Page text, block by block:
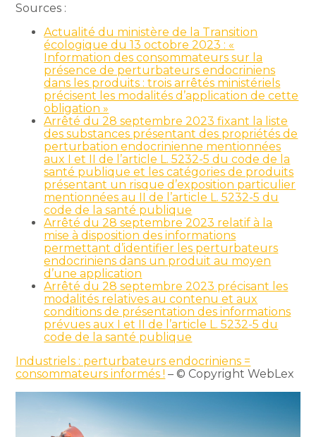
Sources :
Actualité du ministère de la Transition
écologique du 13 octobre 2023 : «
Information des consommateurs sur la
présence de perturbateurs endocriniens
dans les produits : trois arrêtés ministériels
précisent les modalités d’application de cette
obligation »
Arrêté du 28 septembre 2023 fixant la liste
des substances présentant des propriétés de
perturbation endocrinienne mentionnées
aux I et II de l’article L. 5232-5 du code de la
santé publique et les catégories de produits
présentant un risque d’exposition particulier
mentionnées au II de l’article L. 5232-5 du
code de la santé publique
Arrêté du 28 septembre 2023 relatif à la
mise à disposition des informations
permettant d’identifier les perturbateurs
endocriniens dans un produit au moyen
d’une application
Arrêté du 28 septembre 2023 précisant les
modalités relatives au contenu et aux
conditions de présentation des informations
prévues aux I et II de l’article L. 5232-5 du
code de la santé publique
Industriels : perturbateurs endocriniens =
consommateurs informés ! – © Copyright WebLex